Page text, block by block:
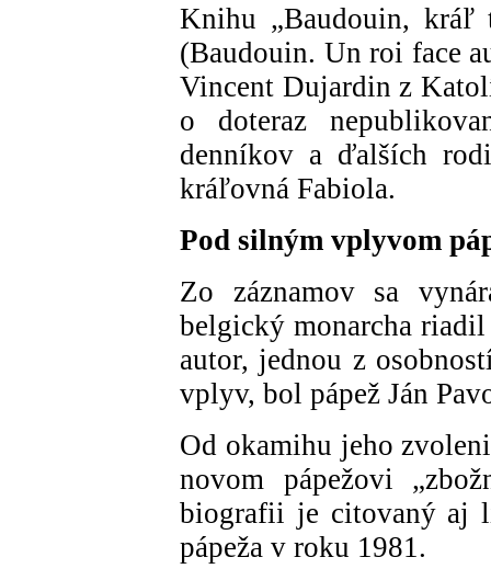
Knihu „Baudouin, kráľ
(Baudouin. Un roi face
Vincent Dujardin z
o doteraz
denníkov a ďalších
kráľovná Fabiola.
Pod silným vplyvom
Zo záznamov sa
belgický monarcha
autor, jednou z
vplyv, bol pápež Ján
Od okamihu jeho
novom pápežovi
biografii je citovaný aj
pápeža v roku 1981.